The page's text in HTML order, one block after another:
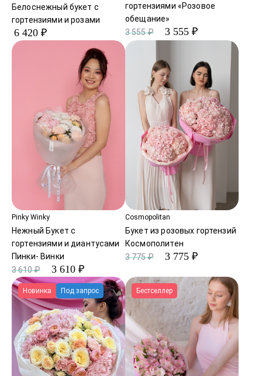
Белоснежный букет с
гортензиями и розами
6 420 ₽
гортензиями «Розовое
обещание»
3 555 ₽
3 555 ₽
Pinky Winky
Нежный Букет с
гортензиями и диантусами
Пинки- Винки
3 610 ₽
3 610 ₽
Cosmopolitan
Букет из розовых гортензий
Космополитен
3 775 ₽
3 775 ₽
Новинка Под запрос Бестселлер